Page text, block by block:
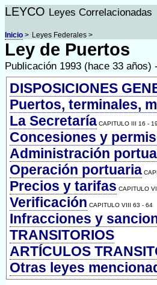
LEYCO Leyes Correlacionadas
Inicio > Leyes Federales >
Ley de Puertos
Publicación 1993 (hace 33
DISPOSICIONES
Puertos, terminales,
La Secretaría CAPITULO III 16 -
Concesiones y
Administración
Operación portuaria
Precios y tarifas CAPITULO
Verificación CAPITULO VIII 63 - 64
Infracciones y
TRANSITORIOS
ARTÍCULOS
Otras leyes